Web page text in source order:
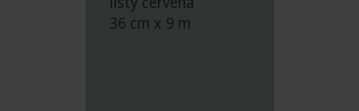
36 cm x 9 m